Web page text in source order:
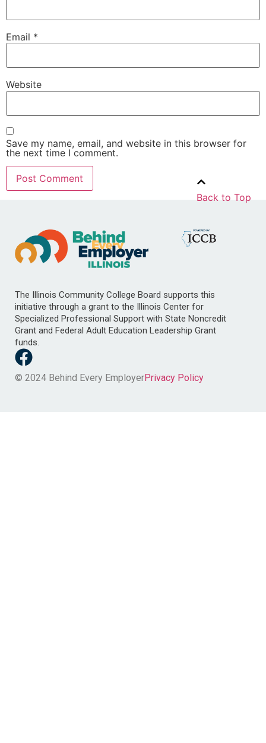
Email *
Website
Save my name, email, and website in this browser for
the next time I comment.
Back to Top
The Illinois Community College Board supports this
initiative through a grant to the Illinois Center for
Specialized Professional Support with State Noncredit
Grant and Federal Adult Education Leadership Grant
funds.
© 2024 Behind Every EmployerPrivacy Policy